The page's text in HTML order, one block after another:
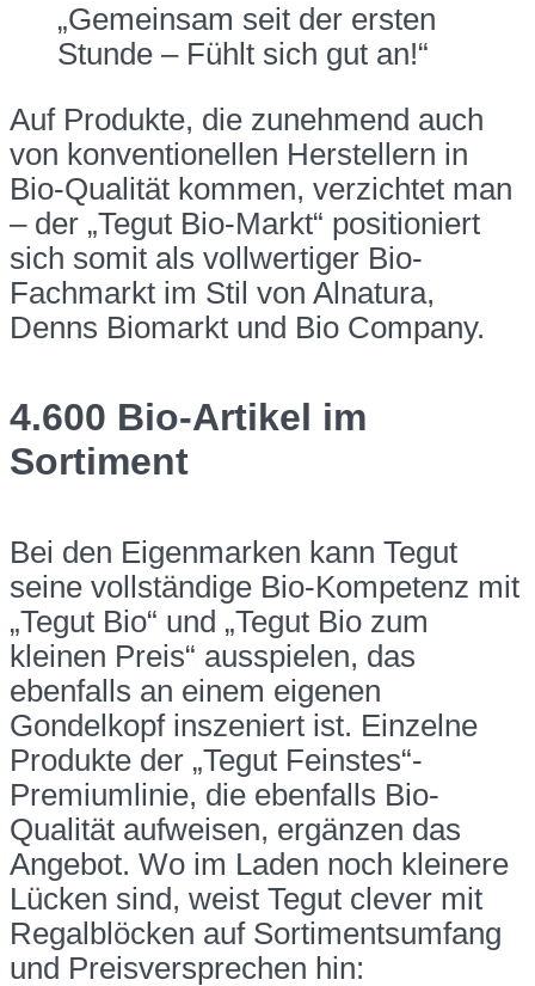
„Gemeinsam seit der ersten
Stunde – Fühlt sich gut an!“
Auf Produkte, die zunehmend auch
von konventionellen Herstellern in
Bio-Qualität kommen, verzichtet man
– der „Tegut Bio-Markt“ positioniert
sich somit als vollwertiger Bio-
Fachmarkt im Stil von Alnatura,
Denns Biomarkt und Bio Company.
4.600 Bio-Artikel im
Sortiment
Bei den Eigenmarken kann Tegut
seine vollständige Bio-Kompetenz mit
„Tegut Bio“ und „Tegut Bio zum
kleinen Preis“ ausspielen, das
ebenfalls an einem eigenen
Gondelkopf inszeniert ist. Einzelne
Produkte der „Tegut Feinstes“-
Premiumlinie, die ebenfalls Bio-
Qualität aufweisen, ergänzen das
Angebot. Wo im Laden noch kleinere
Lücken sind, weist Tegut clever mit
Regalblöcken auf Sortimentsumfang
und Preisversprechen hin: